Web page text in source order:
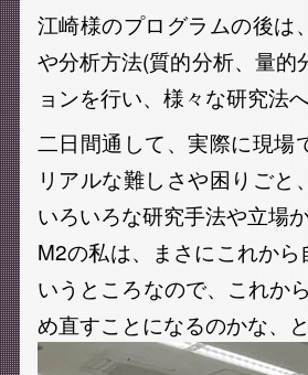
江崎様のプログラムの後は
や分析方法(質的分析、量
ョンを行い、様々な研究法
二日間通して、実際に現場
リアルな難しさや困りご
いろいろな研究手法や立場
M2の私は、まさにこれか
いうところなので、これか
め直すことになるのかな、